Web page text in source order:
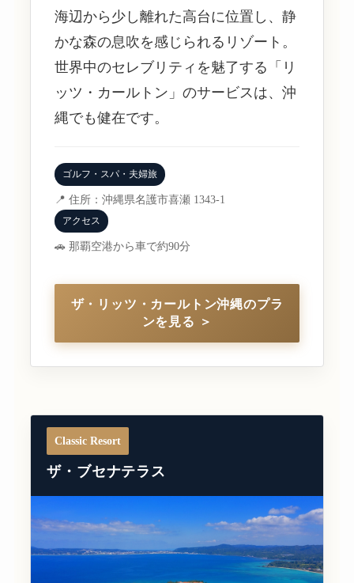
海辺から少し離れた高台に位置し、静
かな森の息吹を感じられるリゾート。
世界中のセレブリティを魅了する「リ
ッツ・カールトン」のサービスは、沖
縄でも健在です。
ゴルフ・スパ・夫婦旅
📍 住所：沖縄県名護市喜瀬 1343-1
アクセス
🚗 那覇空港から車で約90分
ザ・リッツ・カールトン沖縄のプラ
ンを見る ＞
Classic Resort
ザ・ブセナテラス